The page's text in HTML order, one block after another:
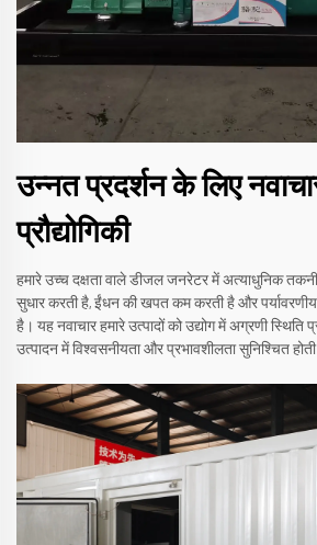
उन्नत प्रदर्शन के लिए
प्रौद्योगिकी
हमारे उच्च दक्षता वाले डीजल जनरेटर में अत्याधुनिक
सुधार करती है, ईंधन की खपत कम करती है और
है। यह नवाचार हमारे उत्पादों को उद्योग में अग्रणी स्थिति
उत्पादन में विश्वसनीयता और प्रभावशीलता सुनिश्चित